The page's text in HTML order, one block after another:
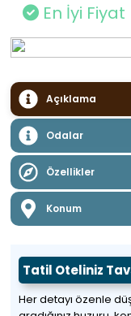
En İyi Fiyat
Açıklama
Odalar
Özellikler
Konum
Tatil Oteliniz
Her detayı özenle